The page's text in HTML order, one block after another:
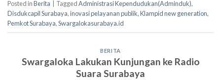
Posted inBerita TaggedAdministrasi Kependudukan(Adminduk),
Disdukcapil Surabaya,inovasi pelayanan publik,Klampid new generation,
Pemkot Surabaya,Swargalokasurabaya.id
BERITA
Swargaloka Lakukan Kunjungan ke Radio
Suara Surabaya